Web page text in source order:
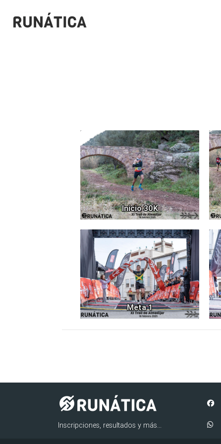
Inicio 30K
640
Meta 1
1227
Inscripciones, resultados y más...